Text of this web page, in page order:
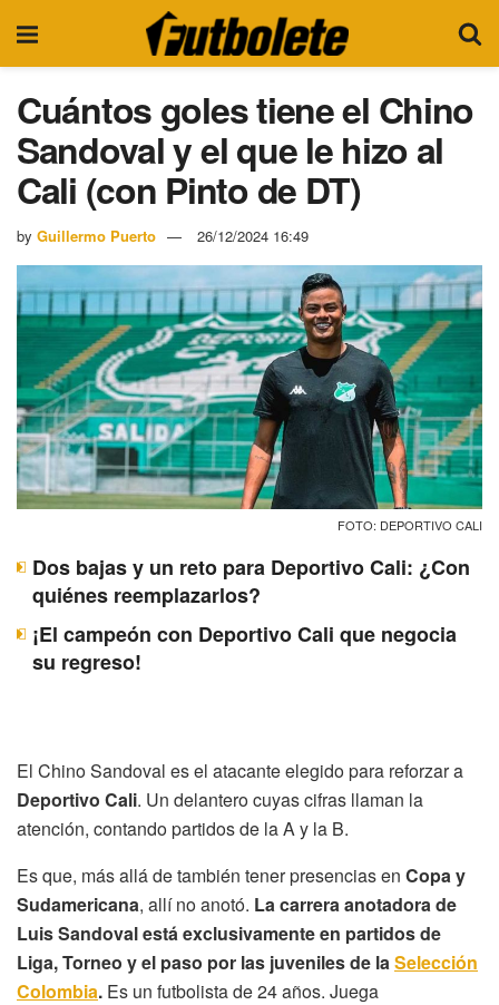
Cuántos goles tiene el Chino
Sandoval y el que le hizo al
Cali (con Pinto de DT)
by Guillermo Puerto 26/12/2024 16:49
FOTO: DEPORTIVO CALI
Dos bajas y un reto para Deportivo Cali: ¿Con
quiénes reemplazarlos?
¡El campeón con Deportivo Cali que negocia
su regreso!
El Chino Sandoval es el atacante elegido para reforzar a
Deportivo Cali. Un delantero cuyas cifras llaman la
atención, contando partidos de la A y la B.
Es que, más allá de también tener presencias en Copa y
Sudamericana, allí no anotó. La carrera anotadora de
Luis Sandoval está exclusivamente en partidos de
Liga, Torneo y el paso por las juveniles de laSelección
Colombia. Es un futbolista de 24 años. Juega